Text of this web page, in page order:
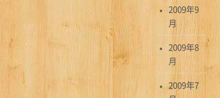
2009年9
月
2009年8
月
2009年7